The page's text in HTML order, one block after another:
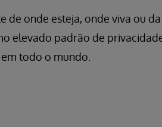
de onde esteja, onde viva ou
elevado padrão de
todo o mundo.